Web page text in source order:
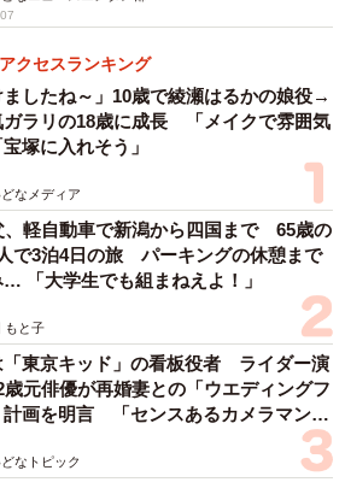
アクセスランキング
ましたね～」10歳で綾瀬はるかの娘役→
ガラリの18歳に成長 「メイクで雰囲気
塚に入れそう」
どなメディア
、軽自動車で新潟から四国まで 65歳の
で3泊4日の旅 パーキングの休憩まで
「大学生でも組まねえよ！」
もと子
「東京キッド」の看板役者 ライダー演
歳元俳優が再婚妻との「ウエディングフ
計画を明言 「センスあるカメラマン求
どなトピック